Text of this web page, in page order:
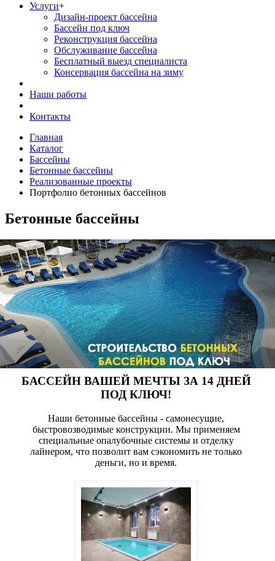
Услуги+
Дизайн-проект бассейна
Бассейн под ключ
Реконструкция бассейна
Обслуживание бассейна
Бесплатный выезд специалиста
Консервация бассейна на зиму
Наши работы
Контакты
Главная
Каталог
Бассейны
Бетонные бассейны
Реализованные проекты
Портфолио бетонных бассейнов
Бетонные бассейны
БАССЕЙН ВАШЕЙ МЕЧТЫ ЗА 14 ДНЕЙ
ПОД КЛЮЧ!
Наши бетонные бассейны - самонесущие,
быстровозводимые конструкции. Мы применяем
специальные опалубочные системы и отделку
лайнером, что позволит вам сэкономить не только
деньги, но и время.